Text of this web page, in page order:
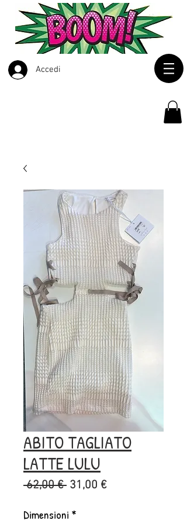
Accedi
ABITO TAGLIATO
LATTE LULU
62,00 € Prezzo
31,00 €Prezzo
Dimensioni *